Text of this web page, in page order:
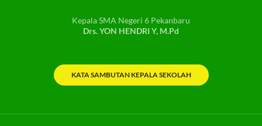
Kepala SMA Negeri 6 Pekanbaru
Drs. YON HENDRI Y, M.Pd
KATA SAMBUTAN KEPALA SEKOLAH